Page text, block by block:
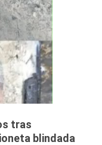
tras
blindada